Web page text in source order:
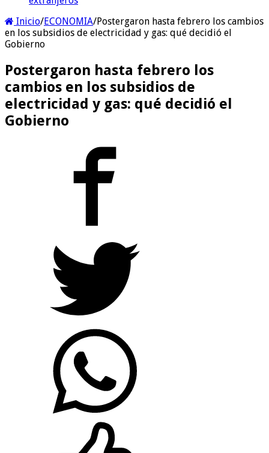
Inicio/ECONOMIA/Postergaron hasta febrero los cambios
en los subsidios de electricidad y gas: qué decidió el
Gobierno
Postergaron hasta febrero los
cambios en los subsidios de
electricidad y gas: qué decidió el
Gobierno